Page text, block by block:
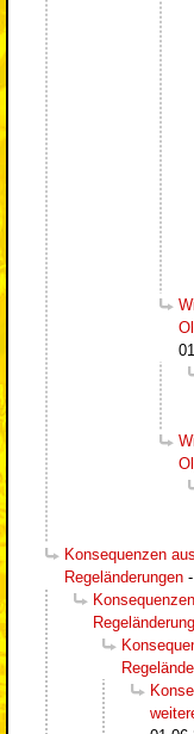
Konsequenzen
Regeländerungen -